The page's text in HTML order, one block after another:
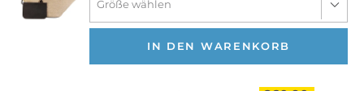
IN DEN WARENKORB